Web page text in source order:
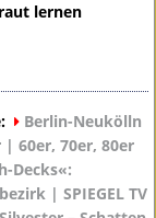
lernen
Berlin-Neukölln
60er, 70er, 80er
Decks«:
|SPIEGEL TV